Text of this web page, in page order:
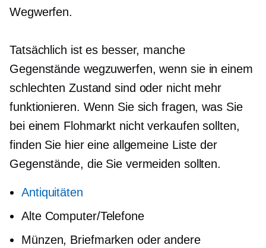
Wegwerfen.
Tatsächlich ist es besser, manche
Gegenstände wegzuwerfen, wenn sie in einem
schlechten Zustand sind oder nicht mehr
funktionieren. Wenn Sie sich fragen, was Sie
bei einem Flohmarkt nicht verkaufen sollten,
finden Sie hier eine allgemeine Liste der
Gegenstände, die Sie vermeiden sollten.
Antiquitäten
Alte Computer/Telefone
Münzen, Briefmarken oder andere